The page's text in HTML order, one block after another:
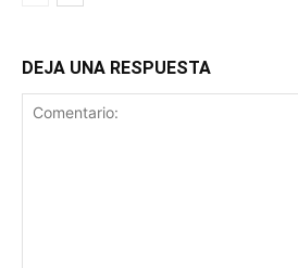
DEJA UNA RESPUESTA